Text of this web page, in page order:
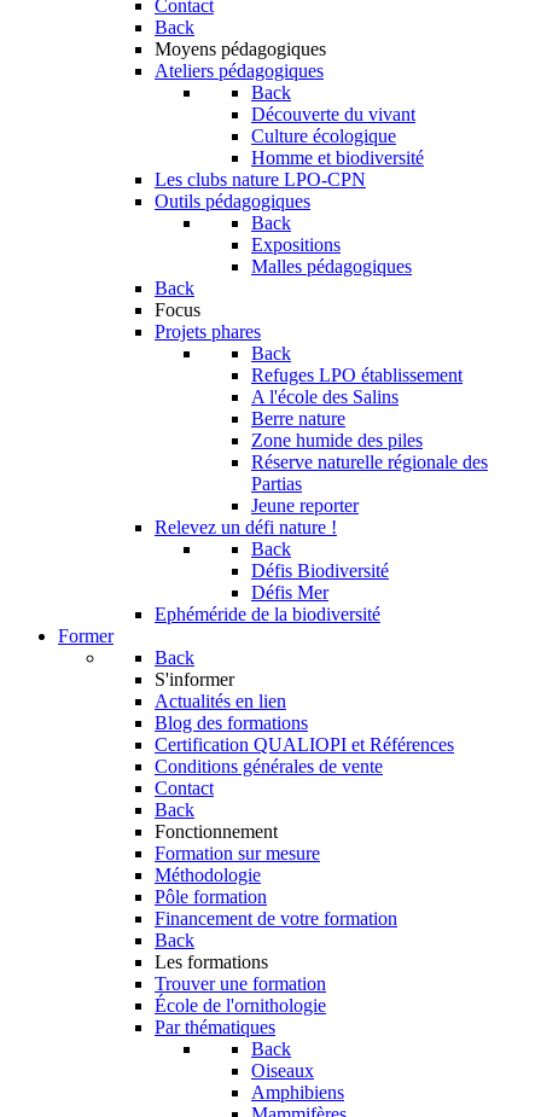
Contact
Back
Moyens pédagogiques
Ateliers pédagogiques
Back
Découverte du vivant
Culture écologique
Homme et biodiversité
Les clubs nature LPO-CPN
Outils pédagogiques
Back
Expositions
Malles pédagogiques
Back
Focus
Projets phares
Back
Refuges LPO établissement
A l'école des Salins
Berre nature
Zone humide des piles
Réserve naturelle régionale des
Partias
Jeune reporter
Relevez un défi nature !
Back
Défis Biodiversité
Défis Mer
Ephéméride de la biodiversité
Former
Back
S'informer
Actualités en lien
Blog des formations
Certification QUALIOPI et Références
Conditions générales de vente
Contact
Back
Fonctionnement
Formation sur mesure
Méthodologie
Pôle formation
Financement de votre formation
Back
Les formations
Trouver une formation
École de l'ornithologie
Par thématiques
Back
Oiseaux
Amphibiens